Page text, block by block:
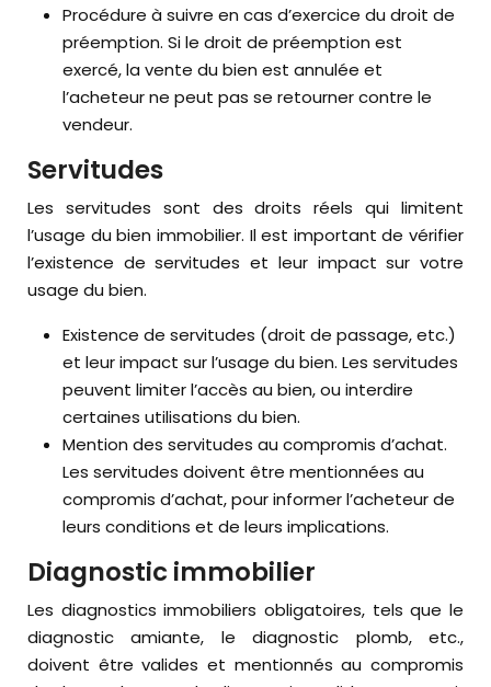
Procédure à suivre en cas d’exercice du droit de
préemption. Si le droit de préemption est
exercé, la vente du bien est annulée et
l’acheteur ne peut pas se retourner contre le
vendeur.
Servitudes
Les servitudes sont des droits réels qui limitent
l’usage du bien immobilier. Il est important de vérifier
l’existence de servitudes et leur impact sur votre
usage du bien.
Existence de servitudes (droit de passage, etc.)
et leur impact sur l’usage du bien. Les servitudes
peuvent limiter l’accès au bien, ou interdire
certaines utilisations du bien.
Mention des servitudes au compromis d’achat.
Les servitudes doivent être mentionnées au
compromis d’achat, pour informer l’acheteur de
leurs conditions et de leurs implications.
Diagnostic immobilier
Les diagnostics immobiliers obligatoires, tels que le
diagnostic amiante, le diagnostic plomb, etc.,
doivent être valides et mentionnés au compromis